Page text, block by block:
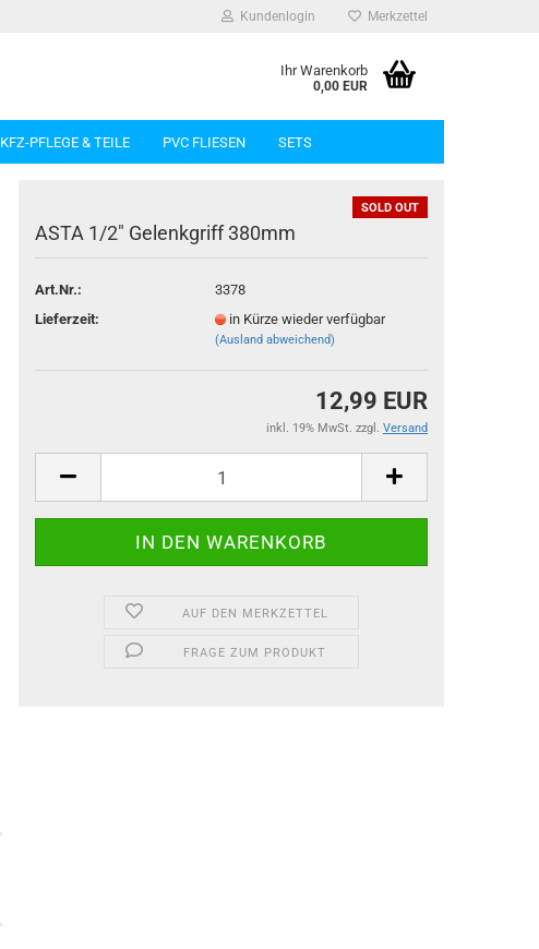
Kundenlogin
Konto erstellen
Merkzettel
Ihr Warenkorb
0,00 EUR
KFZ-PFLEGE & TEILE PVC FLIESEN SETS
SOLD OUT
ASTA 1/2" Gelenkgriff 380mm
Art.Nr.:
3378
Lieferzeit:
in Kürze wieder verfügbar
(Ausland abweichend)
12,99 EUR
inkl. 19% MwSt. zzgl. Versand
AUF DEN MERKZETTEL
FRAGE ZUM PRODUKT